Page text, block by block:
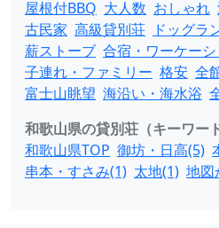
屋根付BBQ 大人数 おしゃれ
古民家 高級貸別荘 ドッグラ
薪ストーブ 合宿・ワーケー
子連れ・ファミリー 格安 全
富士山眺望 海沿い・海水浴
和歌山県の貸別荘（キーワー
和歌山県TOP 御坊・日高(5)
串本・すさみ(1) 太地(1) 地図